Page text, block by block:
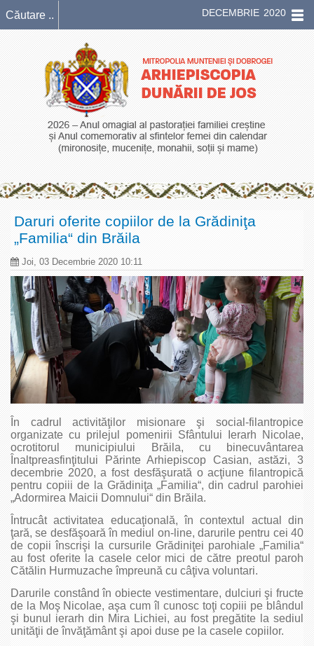
DECEMBRIE 2020
Daruri oferite copiilor de la Grădiniţa
„Familia“ din Brăila
Joi, 03 Decembrie 2020 10:11
În cadrul activităţilor misionare şi social-filantropice
organizate cu prilejul pomenirii Sfântului Ierarh Nicolae,
ocrotitorul municipiului Brăila, cu binecuvântarea
Înaltpreasfinţitului Părinte Arhiepiscop Casian, astăzi, 3
decembrie 2020, a fost desfăşurată o acţiune filantropică
pentru copiii de la Grădiniţa „Familia“, din cadrul parohiei
„Adormirea Maicii Domnului“ din Brăila.
Întrucât activitatea educaţională, în contextul actual din
ţară, se desfăşoară în mediul on-line, darurile pentru cei 40
de copii înscrişi la cursurile Grădiniţei parohiale „Familia“
au fost oferite la casele celor mici de către preotul paroh
Cătălin Hurmuzache împreună cu câţiva voluntari.
Darurile constând în obiecte vestimentare, dulciuri şi fructe
de la Moş Nicolae, aşa cum îl cunosc toţi copiii pe blândul
şi bunul ierarh din Mira Lichiei, au fost pregătite la sediul
unităţii de învăţământ şi apoi duse pe la casele copiilor.